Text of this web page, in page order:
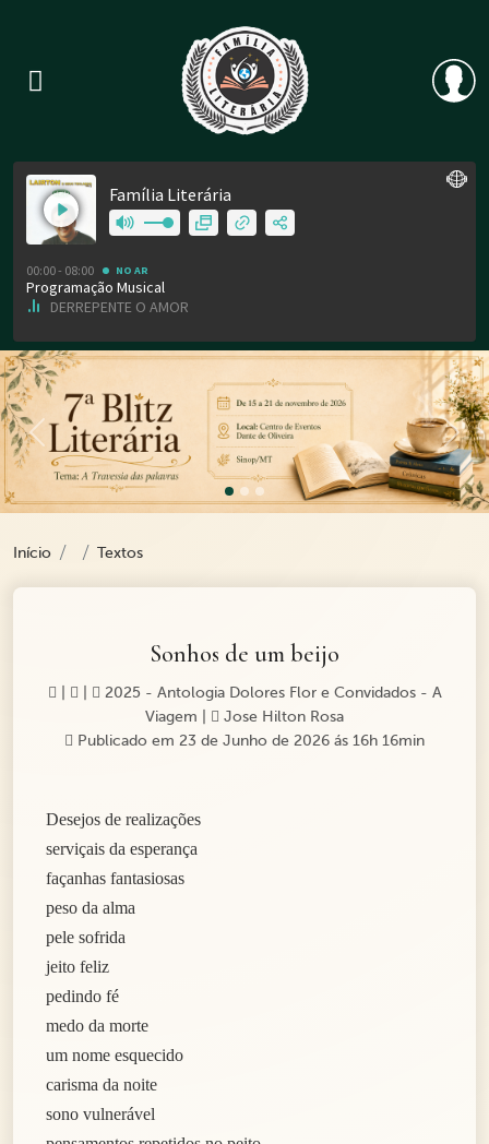
Previous
Início Textos
Sonhos de um beijo
2025 - Antologia Dolores Flor e Convidados - A
Viagem
Jose Hilton Rosa
Publicado em 23 de Junho de 2026 ás 16h 16min
Desejos de realizações
serviçais da esperança
façanhas fantasiosas
peso da alma
pele sofrida
jeito feliz
pedindo fé
medo da morte
um nome esquecido
carisma da noite
sono vulnerável